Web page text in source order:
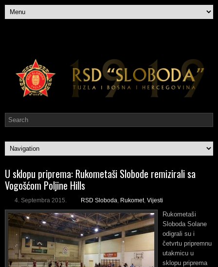
U sklopu priprema: Rukometaši Slobode remizirali sa
Vogošćom Poljine Hills
4. Septembra 2015. RSD Sloboda Rukomet, Vijesti
Rukometaši
Sloboda Solane
odigrali su i
četvrtu pripremnu
utakmicu u
sklopu priprema